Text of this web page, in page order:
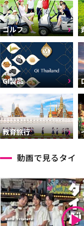
ゴルフ
GI製品
教育旅行
動画で見るタイ